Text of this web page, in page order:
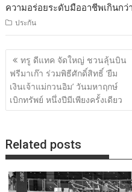
ความอร่อยระดับมืออาชีพเกินกว่
ประกัน
แนะแนว
เรื่อง
ทรู ดีแทค จัดใหญ่ ชวนลุ้นบิน
ฟรีมาเก๊า ร่วมพิธีศักดิ์สิทธิ์ ‘ยืม
เงินเจ้าแม่กวนอิม’ วันมหาฤกษ์
เบิกทรัพย์ หนึ่งปีมีเพียงครั้งเดียว
Related posts